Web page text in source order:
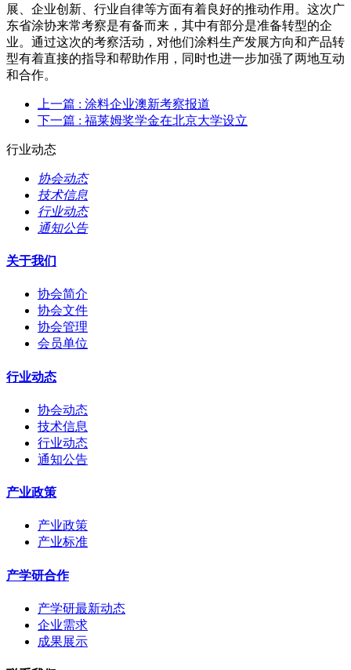
展、企业创新、行业自律等方面有着良好的推动作用。这次广
东省涂协来常考察是有备而来，其中有部分是准备转型的企
业。通过这次的考察活动，对他们涂料生产发展方向和产品转
型有着直接的指导和帮助作用，同时也进一步加强了两地互动
和合作。
上一篇 : 涂料企业澳新考察报道
下一篇 : 福莱姆奖学金在北京大学设立
行业动态
协会动态
技术信息
行业动态
通知公告
关于我们
协会简介
协会文件
协会管理
会员单位
行业动态
协会动态
技术信息
行业动态
通知公告
产业政策
产业政策
产业标准
产学研合作
产学研最新动态
企业需求
成果展示